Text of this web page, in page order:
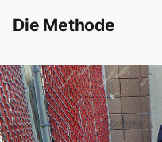
Die Methode